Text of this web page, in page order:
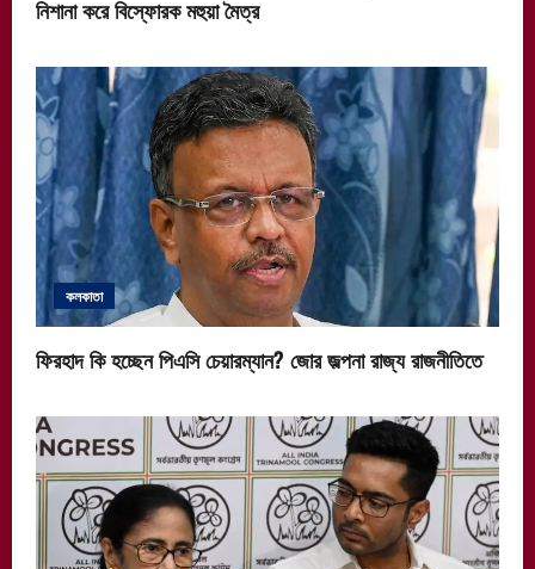
নিশানা করে বিস্ফোরক মহুয়া মৈত্র
কলকাতা
ফিরহাদ কি হচ্ছেন পিএসি চেয়ারম্যান? জোর জল্পনা রাজ্য রাজনীতিতে